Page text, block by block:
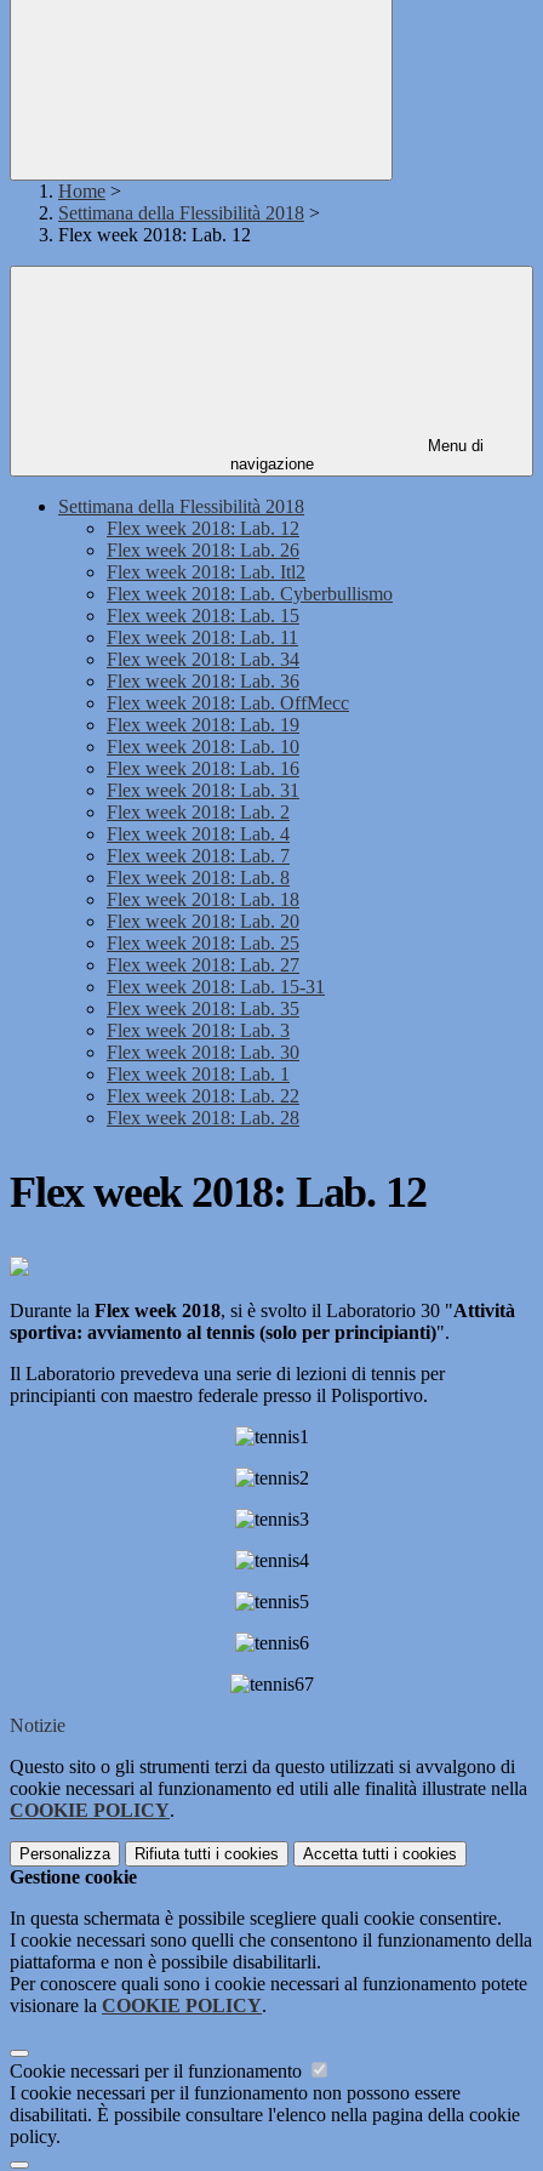
Home >
Settimana della Flessibilità 2018 >
Flex week 2018: Lab. 12
Menu di
navigazione
Settimana della Flessibilità 2018
Flex week 2018: Lab. 12
Flex week 2018: Lab. 26
Flex week 2018: Lab. Itl2
Flex week 2018: Lab. Cyberbullismo
Flex week 2018: Lab. 15
Flex week 2018: Lab. 11
Flex week 2018: Lab. 34
Flex week 2018: Lab. 36
Flex week 2018: Lab. OffMecc
Flex week 2018: Lab. 19
Flex week 2018: Lab. 10
Flex week 2018: Lab. 16
Flex week 2018: Lab. 31
Flex week 2018: Lab. 2
Flex week 2018: Lab. 4
Flex week 2018: Lab. 7
Flex week 2018: Lab. 8
Flex week 2018: Lab. 18
Flex week 2018: Lab. 20
Flex week 2018: Lab. 25
Flex week 2018: Lab. 27
Flex week 2018: Lab. 15-31
Flex week 2018: Lab. 35
Flex week 2018: Lab. 3
Flex week 2018: Lab. 30
Flex week 2018: Lab. 1
Flex week 2018: Lab. 22
Flex week 2018: Lab. 28
Flex week 2018: Lab. 12
Durante la Flex week 2018, si è svolto il Laboratorio 30 "Attività
sportiva: avviamento al tennis (solo per principianti)".
Il Laboratorio prevedeva una serie di lezioni di tennis per
principianti con maestro federale presso il Polisportivo.
Notizie
Questo sito o gli strumenti terzi da questo utilizzati si avvalgono di
cookie necessari al funzionamento ed utili alle finalità illustrate nella
COOKIE POLICY.
Personalizza Rifiuta tutti i cookies Accetta tutti i cookies
Gestione cookie
In questa schermata è possibile scegliere quali cookie consentire.
I cookie necessari sono quelli che consentono il funzionamento della
piattaforma e non è possibile disabilitarli.
Per conoscere quali sono i cookie necessari al funzionamento potete
visionare la COOKIE POLICY.
Cookie necessari per il funzionamento
I cookie necessari per il funzionamento non possono essere
disabilitati. È possibile consultare l'elenco nella pagina della cookie
policy.